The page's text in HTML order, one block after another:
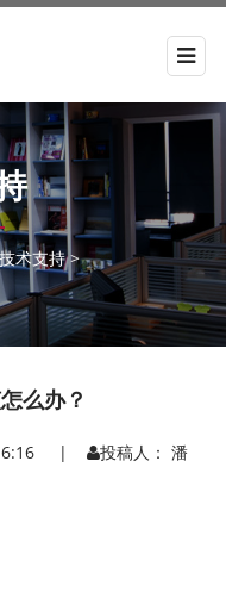
技术支持>
么办？
16:16 | 投稿人： 潘